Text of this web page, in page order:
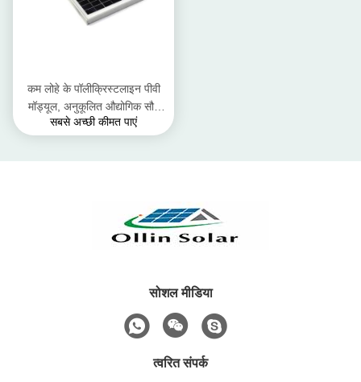
कम लोहे के पॉलीक्रिस्टलाइन पीवी
मॉड्यूल, अनुकूलित औद्योगिक सौर
पैनल
सबसे अच्छी कीमत पाएं
सोशल मीडिया
त्वरित संपर्क